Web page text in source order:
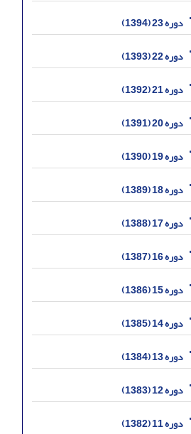
دوره 23 (1394)
دوره 22 (1393)
دوره 21 (1392)
دوره 20 (1391)
دوره 19 (1390)
دوره 18 (1389)
دوره 17 (1388)
دوره 16 (1387)
دوره 15 (1386)
دوره 14 (1385)
دوره 13 (1384)
دوره 12 (1383)
دوره 11 (1382)